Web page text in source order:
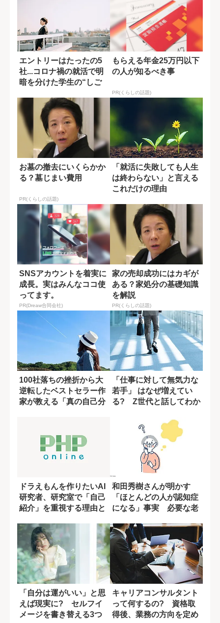
エントリーはたったの5
社...コロナ禍の就活で明
暗を分けた学生の“しご
もらえる年金25万円以下
の人が知るべき事
PR(くらしの話題)
お墓の撤去にいくらかか
る？墓じまい費用
PR(くらしの話題)
「就活に失敗しても人生
は終わらない」と言える
これだけの理由
SNSアカウントを着実に
成長。実はみんなココ使
ってます。
PR(Dreaw合同会社)
家の売却成功にはカギが
ある？家処分の基礎知識
を解説
PR(くらしの話題)
100社落ちの挫折から大
逆転したベストセラー作
家が教える「真の自己分
「仕事に対して無気力な
若手」 はなぜ増えてい
る? Z世代と話してわか
ドラえもんを作りたいAI
研究者、研究室で「自己
紹介」を重視する理由と
和田秀樹さんが明かす
「ほとんどの人が認知症
になる」事実 必要な老
「自分は運がいい」と思
えば現実に? セルフイ
メージを書き替える3つ
キャリアコンサルタント
って何するの? 資格取
得後、業務の方向を定め